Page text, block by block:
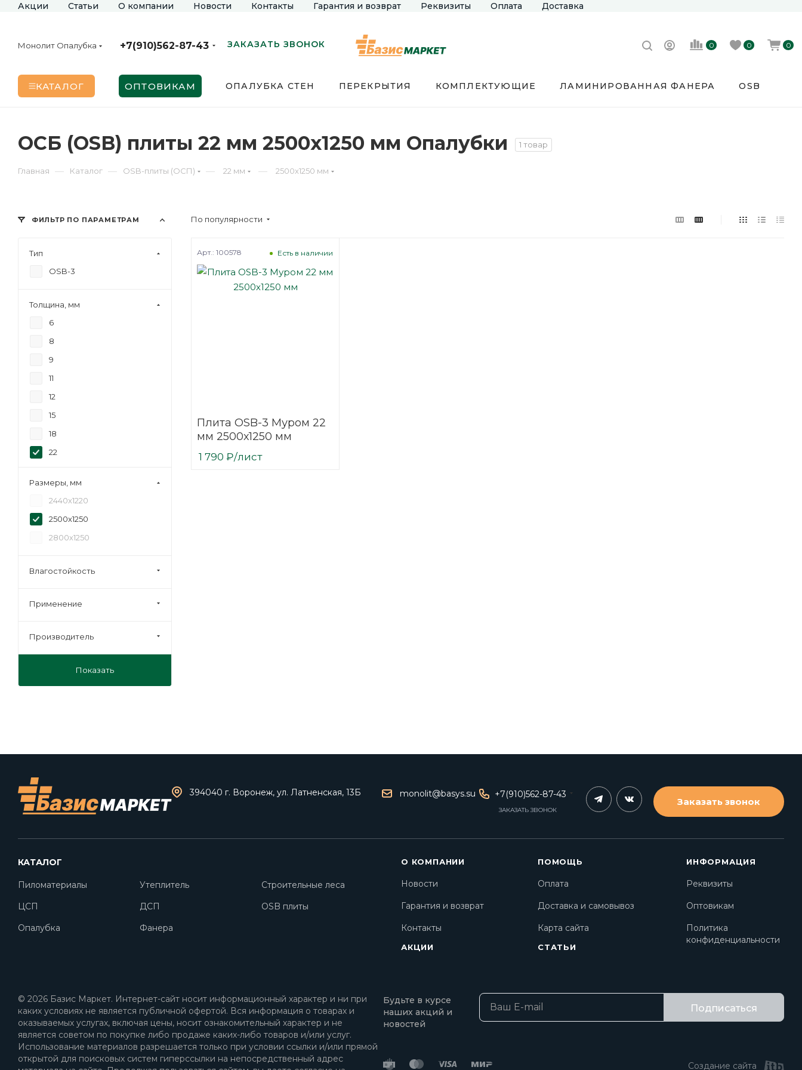
Акции Статьи О компании Новости Контакты Гарантия и возврат Реквизиты Оплата Доставка
Монолит Опалубка +7(910)562-87-43 ЗАКАЗАТЬ ЗВОНОК 0 0 0
КАТАЛОГ ОПТОВИКАМ ОПАЛУБКА СТЕН ПЕРЕКРЫТИЯ КОМПЛЕКТУЮЩИЕ ЛАМИНИРОВАННАЯ ФАНЕРА OSB
ОСБ (OSB) плиты 22 мм 2500х1250 мм Опалубки 1 товар
Главная — Каталог — OSB-плиты (ОСП) — 22 мм — 2500х1250 мм
По популярности
Плита OSB-3 Муром 22
мм 2500х1250 мм
Есть в наличии
Арт.: 100578
1 790 ₽/лист
ФИЛЬТР ПО ПАРАМЕТРАМ
Тип
OSB-3
Толщина, мм
6
8
9
11
12
15
18
22
Размеры, мм
2440х1220
2500х1250
2800х1250
Влагостойкость
Применение
Производитель
Показать
394040 г. Воронеж, ул. Латненская, 13Б monolit@basys.su +7(910)562-87-43
ЗАКАЗАТЬ ЗВОНОК
Заказать звонок
КАТАЛОГ
Пиломатериалы Утеплитель
Строительные леса
ЦСП
ДСП
OSB плиты
Опалубка
Фанера
О КОМПАНИИ
Новости
Гарантия и возврат
Контакты
АКЦИИ
ПОМОЩЬ
Оплата
Доставка и самовывоз
Карта сайта
СТАТЬИ
ИНФОРМАЦИЯ
Реквизиты
Оптовикам
Политика
конфиденциальности
Будьте в курсе
наших акций и
новостей
Подписаться
Создание сайта
© 2026 Базис Маркет. Интернет-сайт носит информационный характер и ни при
каких условиях не является публичной офертой. Вся информация о товарах и
оказываемых услугах, включая цены, носит ознакомительный характер и не
является советом по покупке либо продаже каких-либо товаров и/или услуг.
Использование материалов разрешается только при условии ссылки и/или прямой
открытой для поисковых систем гиперссылки на непосредственный адрес